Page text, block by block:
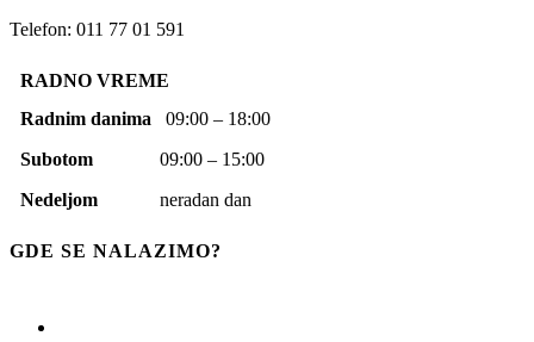
Telefon: 011 77 01 591
RADNO VREME
Radnim danima 09:00 – 18:00
Subotom 09:00 – 15:00
Nedeljom neradan dan
GDE SE NALAZIMO?